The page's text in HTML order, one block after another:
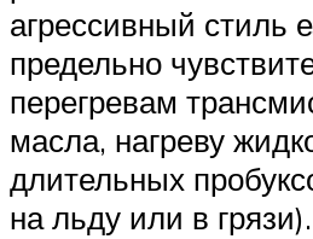
агрессивный стиль
предельно
перегревам
масла, нагреву
длительных
на льду или в грязи).